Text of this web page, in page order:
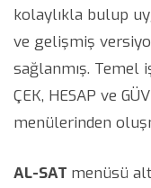
kolaylıkla bulup
ve gelişmiş
sağlanmış. Temel
ÇEK, HESAP ve
menülerinden
AL-SAT menüsü